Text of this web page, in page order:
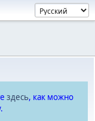
здесь, как можно